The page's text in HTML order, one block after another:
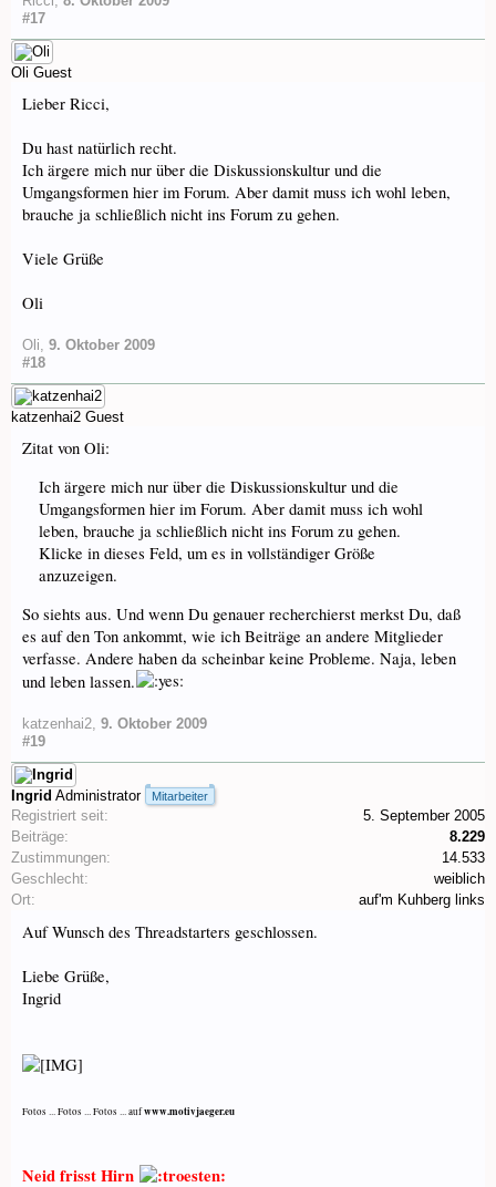
#17
Oli Guest
Lieber Ricci,
Du hast natürlich recht.
Ich ärgere mich nur über die Diskussionskultur und die
Umgangsformen hier im Forum. Aber damit muss ich wohl leben,
brauche ja schließlich nicht ins Forum zu gehen.
Viele Grüße
Oli
Oli, 9. Oktober 2009
#18
katzenhai2 Guest
Zitat von Oli:
Ich ärgere mich nur über die Diskussionskultur und die
Umgangsformen hier im Forum. Aber damit muss ich wohl
leben, brauche ja schließlich nicht ins Forum zu gehen.
Klicke in dieses Feld, um es in vollständiger Größe
anzuzeigen.
So siehts aus. Und wenn Du genauer recherchierst merkst Du, daß
es auf den Ton ankommt, wie ich Beiträge an andere Mitglieder
verfasse. Andere haben da scheinbar keine Probleme. Naja, leben
und leben lassen.
katzenhai2 9. Oktober 2009
#19
Ingrid Administrator Mitarbeiter
Registriert seit:
5. September 2005
Beiträge:
8.229
Zustimmungen:
14.533
Geschlecht:
weiblich
Ort:
auf'm Kuhberg links
Auf Wunsch des Threadstarters geschlossen.
Liebe Grüße,
Ingrid
Fotos ... Fotos ... Fotos ... aufwww.motivjaeger.eu
Neid frisst Hirn